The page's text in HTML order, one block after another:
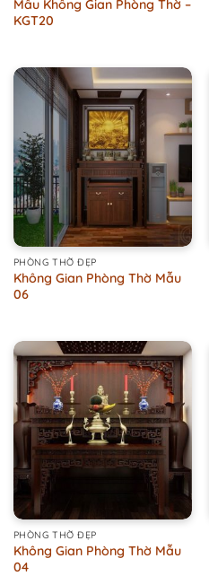
Mẫu Không Gian Phòng Thờ –
KGT20
PHÒNG THỜ ĐẸP
Không Gian Phòng Thờ Mẫu
06
PHÒNG THỜ ĐẸP
Không Gian Phòng Thờ Mẫu
04